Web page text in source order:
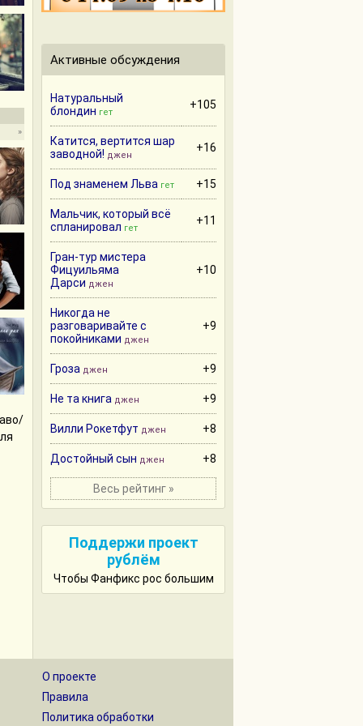
»
Активные обсуждения
Натуральный
блондин гет
+105
Катится, вертится шар
заводной! джен
+16
Под знаменем Льва гет +15
Мальчик, который всё
спланировал гет
+11
Гран-тур мистера
Фицуильяма
Дарси джен
+10
Никогда не
разговаривайте с
покойниками джен
+9
Гроза джен +9
Не та книга джен +9
Вилли Рокетфут джен +8
Достойный сын джен +8
Весь рейтинг »
Поддержи проект
рублём
Чтобы Фанфикс рос большим
О проекте
Правила
Политика обработки